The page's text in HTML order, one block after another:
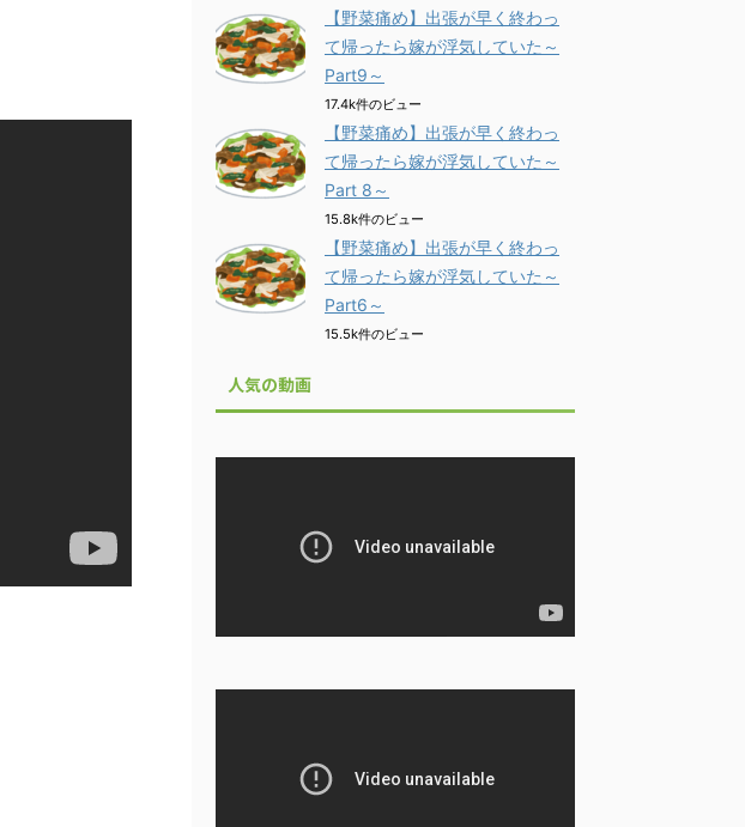
【野菜痛め】出張が早く終わっ
て帰ったら嫁が浮気していた～
Part9～
17.4k件のビュー
【野菜痛め】出張が早く終わっ
て帰ったら嫁が浮気していた～
Part 8～
15.8k件のビュー
【野菜痛め】出張が早く終わっ
て帰ったら嫁が浮気していた～
Part6～
15.5k件のビュー
人気の動画